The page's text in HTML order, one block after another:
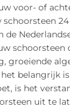
voor- of
de
groeiende
belangrijk
is het
uit te